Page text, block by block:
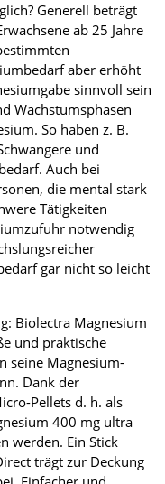
Generell beträgt
ab 25 Jahre
aber erhöht
sinnvoll sein
Wachstumsphasen
So haben z. B.
und
Auch bei
die mental stark
Tätigkeiten
notwendig
gar nicht so leicht
Biolectra Magnesium
und praktische
seine Magnesium-
Dank der
Pellets d. h. als
400 mg ultra
werden. Ein Stick
trägt zur Deckung